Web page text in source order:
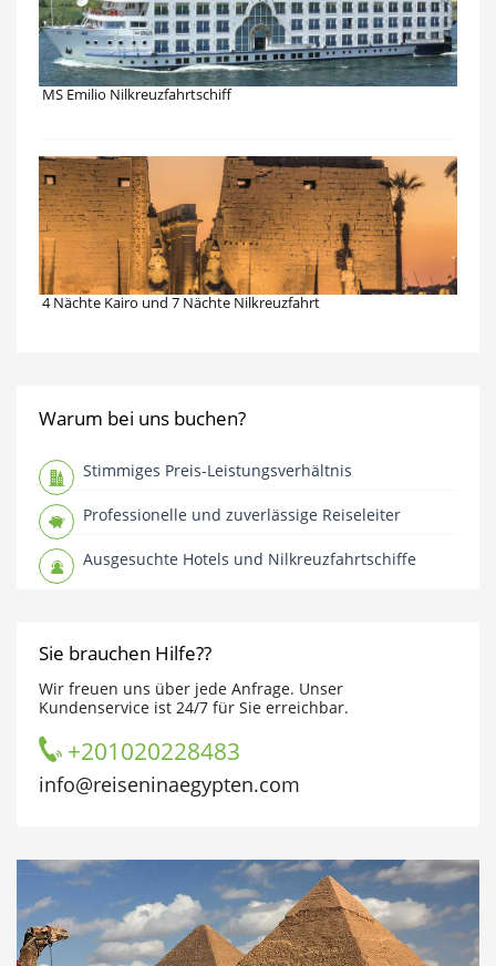
MS Emilio Nilkreuzfahrtschiff
4 Nächte Kairo und 7 Nächte Nilkreuzfahrt
Warum bei uns buchen?
Stimmiges Preis-Leistungsverhältnis
Professionelle und zuverlässige Reiseleiter
Ausgesuchte Hotels und Nilkreuzfahrtschiffe
Sie brauchen Hilfe??
Wir freuen uns über jede Anfrage. Unser
Kundenservice ist 24/7 für Sie erreichbar.
+201020228483
info@reiseninaegypten.com